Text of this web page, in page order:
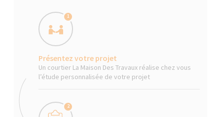
1
Présentez votre projet
Un courtier La Maison Des Travaux réalise chez vous
l’étude personnalisée de votre projet
2